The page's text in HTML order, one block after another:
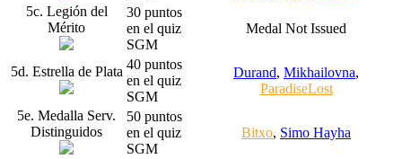
5c. Legión del
Mérito
30 puntos
en el quiz
SGM
Medal Not Issued
5d. Estrella de Plata 40 puntos
en el quiz
SGM
Durand, Mikhailovna,
ParadiseLost
5e. Medalla Serv.
Distinguidos
50 puntos
en el quiz
SGM
Bitxo, Simo Hayha